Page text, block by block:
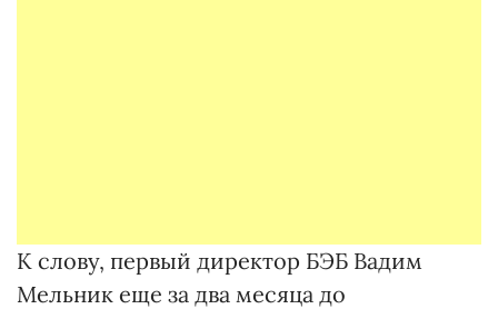
К слову, первый директор БЭБ Вадим
Мельник еще за два месяца до